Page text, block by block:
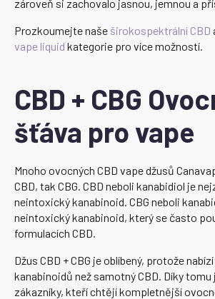
zároveň si zachovalo jasnou, jemnou a
Prozkoumejte naše širokospektrální CBD
vape liquid kategorie pro více možností.
CBD + CBG
šťáva pro vape
Mnoho ovocných CBD vape džusů
CBD, tak CBG. CBD neboli kanabidiol je
neintoxický kanabinoid. CBG neboli
neintoxický kanabinoid, který se často
formulacích CBD.
Džus CBD + CBG je oblíbený, protože
kanabinoidů než samotný CBD. Díky
zákazníky, kteří chtějí kompletnější